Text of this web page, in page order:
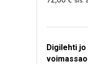
Digilehti jo